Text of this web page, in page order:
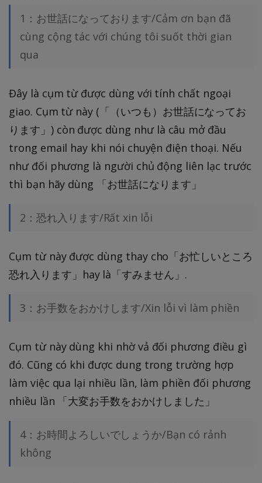
1：お世話になっております/Cảm ơn bạn đã
cùng cộng tác với chúng tôi suốt thời gian
qua
Đây là cụm từ được dùng với tính chất ngoại
giao. Cụm từ này (「（いつも）お世話になってお
ります」) còn được dùng như là câu mở đầu
trong email hay khi nói chuyện điện thoại. Nếu
như đối phương là người chủ động liên lạc trước
thì bạn hãy dùng 「お世話になります」
2：恐れ入ります/Rất xin lỗi
Cụm từ này được dùng thay cho「お忙しいところ
恐れ入ります」hay là「すみません」.
3：お手数をおかけします/Xin lỗi vì làm phiền
Cụm từ này dùng khi nhờ vả đối phương điều gì
đó. Cũng có khi được dung trong trường hợp
làm việc qua lại nhiều lần, làm phiền đối phương
nhiều lần 「大変お手数をおかけしました」
4：お時間よろしいでしょうか/Bạn có rảnh
không